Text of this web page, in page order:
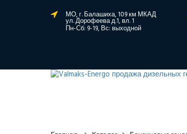
МО, г. Балашиха, 109 км МКАД
ул. Дорофеева д.1, вл. 1
Пн-Сб: 9-19, Вс: выходной